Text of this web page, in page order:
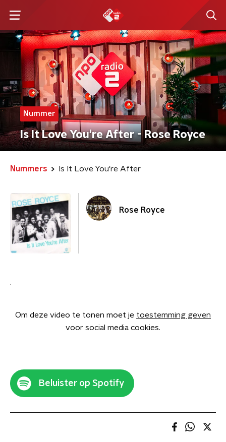
Nummer
Is It Love You're After - Rose Royce
Nummers Is It Love You're After
Rose Royce
.
Om deze video te tonen moet je toestemming geven
voor social media cookies.
Beluister op Spotify